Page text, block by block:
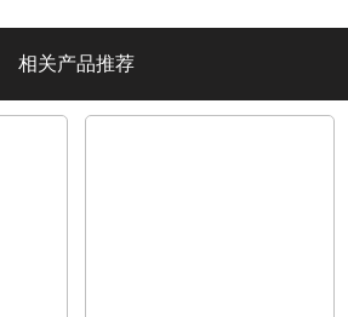
相关产品推荐